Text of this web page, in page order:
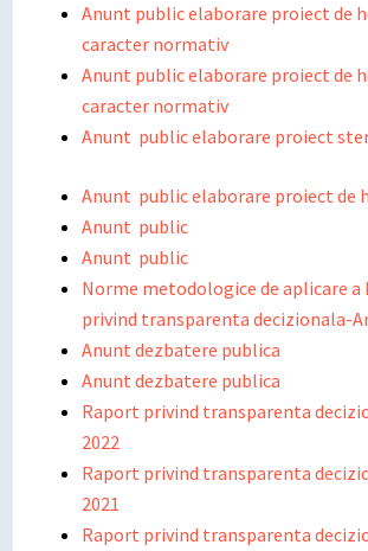
Anunt public elaborare proiect de
caracter normativ
Anunt public elaborare proiect de
caracter normativ
Anunt public elaborare proiect
Anunt public elaborare proiect de
Anunt public
Anunt public
Norme metodologice de aplicare a
privind transparenta decizionala-
Anunt dezbatere publica
Anunt dezbatere publica
Raport privind transparenta
2022
Raport privind transparenta
2021
Raport privind transparenta